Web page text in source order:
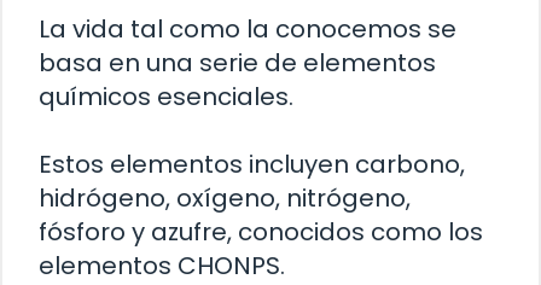
La vida tal como la conocemos se
basa en una serie de elementos
químicos esenciales.
Estos elementos incluyen carbono,
hidrógeno, oxígeno, nitrógeno,
fósforo y azufre, conocidos como los
elementos CHONPS.